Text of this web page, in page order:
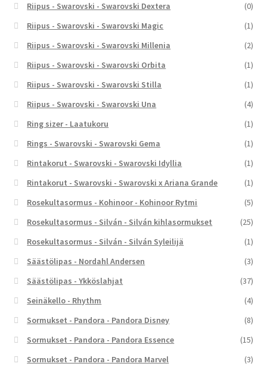
Riipus - Swarovski - Swarovski Dextera
(0)
Riipus - Swarovski - Swarovski Magic
(1)
Riipus - Swarovski - Swarovski Millenia
(2)
Riipus - Swarovski - Swarovski Orbita
(1)
Riipus - Swarovski - Swarovski Stilla
(1)
Riipus - Swarovski - Swarovski Una
(4)
Ring sizer - Laatukoru
(1)
Rings - Swarovski - Swarovski Gema
(1)
Rintakorut - Swarovski - Swarovski Idyllia
(1)
Rintakorut - Swarovski - Swarovski x Ariana Grande
(1)
Rosekultasormus - Kohinoor - Kohinoor Rytmi
(5)
Rosekultasormus - Silván - Silván kihlasormukset
(25)
Rosekultasormus - Silván - Silván Syleilijä
(1)
Säästölipas - Nordahl Andersen
(3)
Säästölipas - Ykköslahjat
(37)
Seinäkello - Rhythm
(4)
Sormukset - Pandora - Pandora Disney
(8)
Sormukset - Pandora - Pandora Essence
(15)
Sormukset - Pandora - Pandora Marvel
(3)